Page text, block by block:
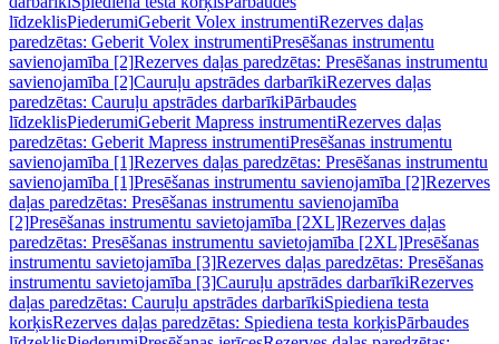
līdzeklisPiederumiGeberit Volex instrumentiRezerves daļas
paredzētas: Geberit Volex instrumentiPresēšanas instrumentu
savienojamība [2]Rezerves daļas paredzētas: Presēšanas instrumentu
savienojamība [2]Cauruļu apstrādes darbarīkiRezerves daļas
paredzētas: Cauruļu apstrādes darbarīkiPārbaudes
līdzeklisPiederumiGeberit Mapress instrumentiRezerves daļas
paredzētas: Geberit Mapress instrumentiPresēšanas instrumentu
savienojamība [1]Rezerves daļas paredzētas: Presēšanas instrumentu
savienojamība [1]Presēšanas instrumentu savienojamība [2]Rezerves
daļas paredzētas: Presēšanas instrumentu savienojamība
[2]Presēšanas instrumentu savietojamība [2XL]Rezerves daļas
paredzētas: Presēšanas instrumentu savietojamība [2XL]Presēšanas
instrumentu savietojamība [3]Rezerves daļas paredzētas: Presēšanas
instrumentu savietojamība [3]Cauruļu apstrādes darbarīkiRezerves
daļas paredzētas: Cauruļu apstrādes darbarīkiSpiediena testa
korķisRezerves daļas paredzētas: Spiediena testa korķisPārbaudes